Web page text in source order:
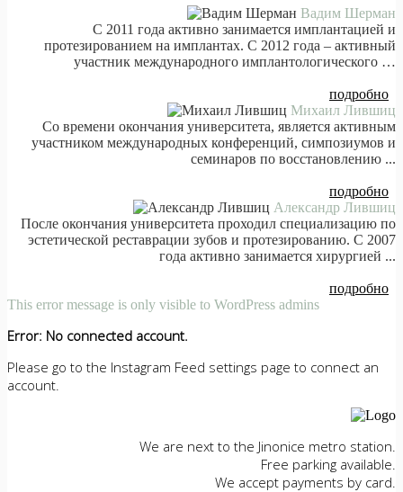
Вадим Шерман
С 2011 года активно занимается имплантацией и
протезированием на имплантах. С 2012 года – активный
участник международного имплантологического …
подробно
Михаил Лившиц
Со времени окончания университета, является активным
участником международных конференций, симпозиумов и
семинаров по восстановлению ...
подробно
Александр Лившиц
После окончания университета проходил специализацию по
эстетической реставрации зубов и протезированию. С 2007
года активно занимается хирургией ...
подробно
This error message is only visible to WordPress admins
Error: No connected account.
Please go to the Instagram Feed settings page to connect an
account.
We are next to the Jinonice metro station.
Free parking available.
We accept payments by card.